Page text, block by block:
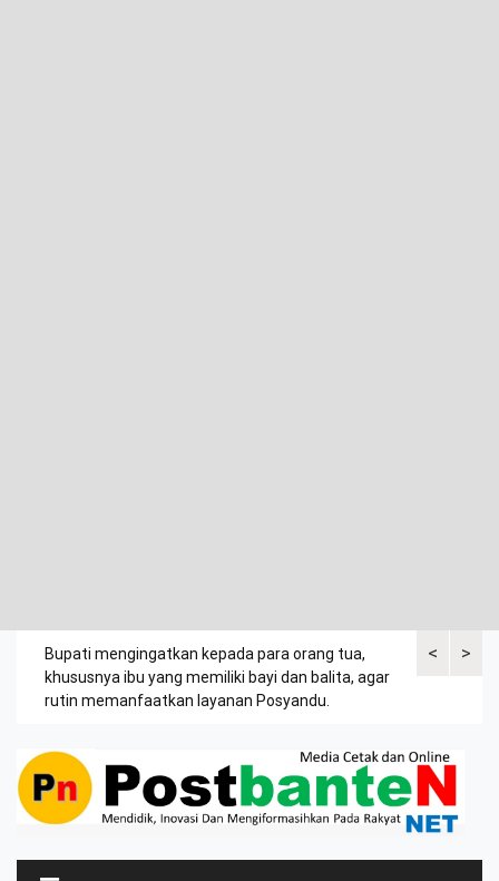
<
Bupati mengingatkan kepada para orang tua,
khususnya ibu yang memiliki bayi dan balita, agar
rutin memanfaatkan layanan Posyandu.
Kuasa>